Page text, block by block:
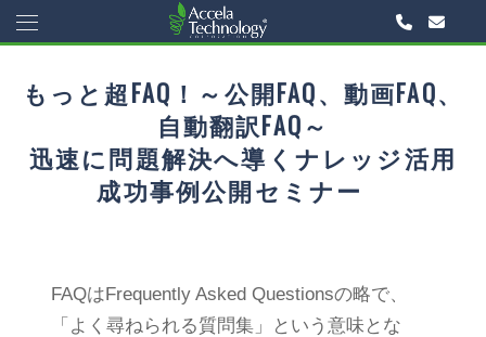
もっと超FAQ！～公開FAQ、動画FAQ、
自動翻訳FAQ～
迅速に問題解決へ導くナレッジ活用
成功事例公開セミナー
FAQはFrequently Asked Questionsの略で、
「よく尋ねられる質問集」という意味とな